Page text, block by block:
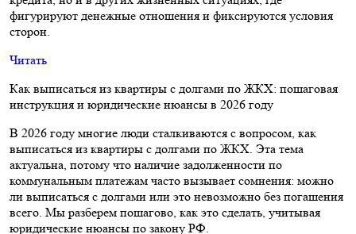
фигурируют денежные отношения и фиксируются условия
сторон.
Читать
Как выписаться из квартиры с долгами по ЖКХ: пошаговая
инструкция и юридические нюансы в 2026 году
В 2026 году многие люди сталкиваются с вопросом, как
выписаться из квартиры с долгами по ЖКХ. Эта тема
актуальна, потому что наличие задолженности по
коммунальным платежам часто вызывает сомнения: можно
ли выписаться с долгами или это невозможно без погашения
всего. Мы разберем пошагово, как это сделать, учитывая
юридические нюансы по закону РФ.